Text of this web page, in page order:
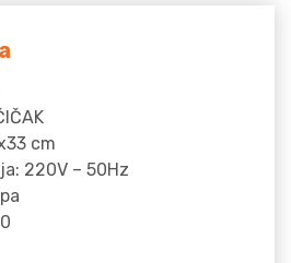
cm
220V – 50Hz